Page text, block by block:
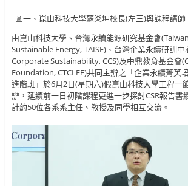
圖一、崑山科技大學蘇炎坤校長(左三)與課程講
由崑山科技大學、台灣永續能源研究基金會
Sustainable Energy, TAISE)、台灣企業永續研訓
Corporate Sustainability, CCS)及中鼎教育基金會
Foundation, CTCI EF)共同主辦之「企業永續菁英
進階班」於6月2日(星期六)假崑山科技大學工程一
辦，延續前一日初階課程更進一步探討CSR報告書
計約50位各系系主任、教授及同學相互交流。